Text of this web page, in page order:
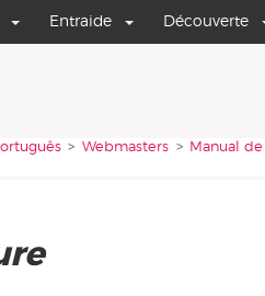
Entraide Découverte
Webmasters Manual